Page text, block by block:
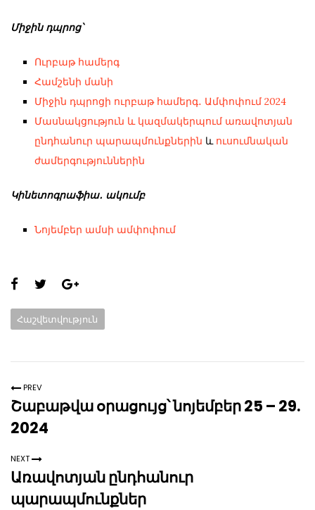
Միջին դպրոց՝
Ուրբաթ համերգ
Համշենի մանի
Միջին դպրոցի ուրբաթ համերգ․ Ամփոփում 2024
Մասնակցություն և կազմակերպում առավոտյան
ընդհանուր պարապմունքներին և ուսումնական
ժամերգություններին
Կինետոգրաֆիա․ ակումբ
Նոյեմբեր ամսի ամփոփում
Share
page:
Categories:
Հաշվետվություն
PREV
Շաբաթվա օրացույց՝ նոյեմբեր 25 – 29.
2024
NEXT
Առավոտյան ընդհանուր
պարապմունքներ